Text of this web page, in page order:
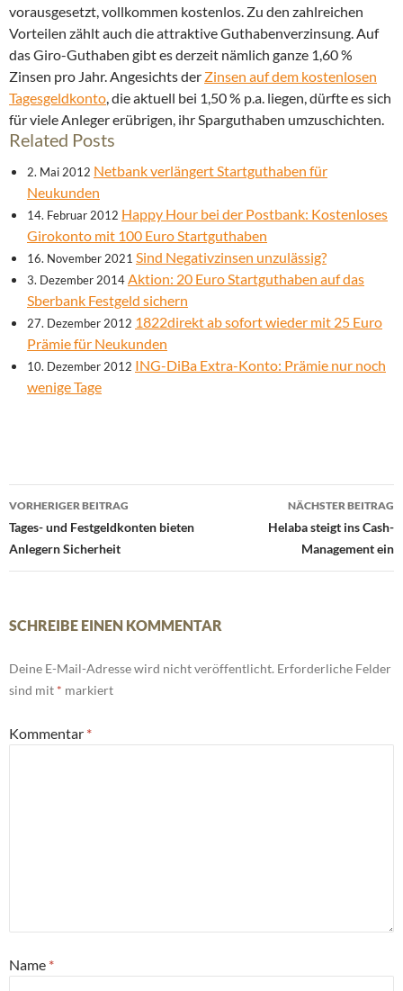
vorausgesetzt, vollkommen kostenlos. Zu den zahlreichen
Vorteilen zählt auch die attraktive Guthabenverzinsung. Auf
das Giro-Guthaben gibt es derzeit nämlich ganze 1,60 %
Zinsen pro Jahr. Angesichts der Zinsen auf dem kostenlosen
Tagesgeldkonto, die aktuell bei 1,50 % p.a. liegen, dürfte es sich
für viele Anleger erübrigen, ihr Sparguthaben umzuschichten.
Related Posts
2. Mai 2012 Netbank verlängert Startguthaben für
Neukunden
14. Februar 2012 Happy Hour bei der Postbank: Kostenloses
Girokonto mit 100 Euro Startguthaben
16. November 2021 Sind Negativzinsen unzulässig?
3. Dezember 2014Aktion: 20 Euro Startguthaben auf das
Sberbank Festgeld sichern
27. Dezember 2012 1822direkt ab sofort wieder mit 25 Euro
Prämie für Neukunden
10. Dezember 2012 ING-DiBa Extra-Konto: Prämie nur noch
wenige Tage
Beitrags-
Navigation
VORHERIGER BEITRAG
Tages- und Festgeldkonten bieten
Anlegern Sicherheit
NÄCHSTER BEITRAG
Helaba steigt ins Cash-
Management ein
SCHREIBE EINEN KOMMENTAR
Deine E-Mail-Adresse wird nicht veröffentlicht. Erforderliche Felder
sind mit * markiert
Kommentar *
Name *